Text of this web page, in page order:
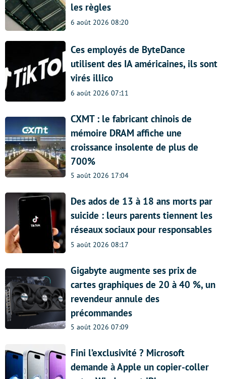
les règles
6 août 2026 08:20
Ces employés de ByteDance
utilisent des IA américaines, ils sont
virés illico
6 août 2026 07:11
CXMT : le fabricant chinois de
mémoire DRAM affiche une
croissance insolente de plus de
700%
5 août 2026 17:04
Des ados de 13 à 18 ans morts par
suicide : leurs parents tiennent les
réseaux sociaux pour responsables
5 août 2026 08:17
Gigabyte augmente ses prix de
cartes graphiques de 20 à 40 %, un
revendeur annule des
précommandes
5 août 2026 07:09
Fini l’exclusivité ? Microsoft
demande à Apple un copier-coller